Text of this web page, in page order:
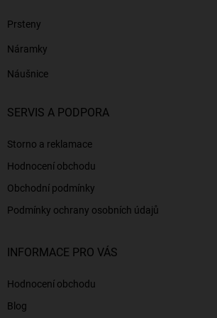
Prsteny
Náramky
Náušnice
SERVIS A PODPORA
Storno a reklamace
Hodnocení obchodu
Obchodní podmínky
Podmínky ochrany osobních údajů
INFORMACE PRO VÁS
Hodnocení obchodu
Blog